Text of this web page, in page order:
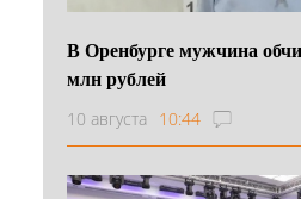
В Оренбурге мужчина
млн рублей
10 августа 10:44